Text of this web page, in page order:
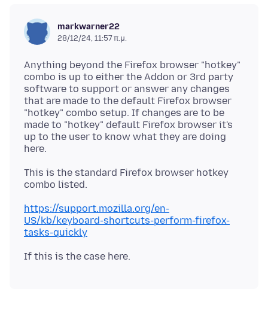
markwarner22
28/12/24, 11:57 π.μ.
Anything beyond the Firefox browser "hotkey"
combo is up to either the Addon or 3rd party
software to support or answer any changes
that are made to the default Firefox browser
"hotkey" combo setup. If changes are to be
made to "hotkey" default Firefox browser it's
up to the user to know what they are doing
This is the standard Firefox browser hotkey
https://support.mozilla.org/en-
US/kb/keyboard-shortcuts-perform-firefox-
tasks-quickly